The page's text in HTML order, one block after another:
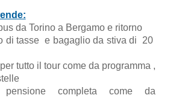
da Torino a Bergamo e ritorno
di tasse e bagaglio da stiva di 20
tutto il tour come da programma ,
pensione completa come da